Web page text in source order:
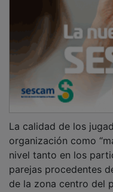
La calidad de los
organización como
nivel tanto en los
parejas procedentes
de la zona centro del
destacar por su